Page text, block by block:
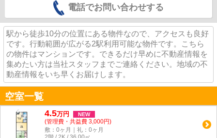
電話でお問い合わせする
駅から徒歩10分の位置にある物件なので、アクセスも良好
です。行動範囲が広がる2駅利用可能な物件です。こちら
の物件はマンションです。できるだけ早めに不動産情報を
集めたい方は当社スタッフまでご連絡ください。地域の不
動産情報をいち早くお届けします。
空室一覧
4.5万円 NEW
(管理費・共益費 3,000円)
敷：0ヶ月｜礼：0ヶ月